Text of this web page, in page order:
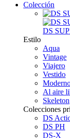
Colección
DS
Estilo
Aqua
Vintage
Viajero
Vestido
Al aire
Skeleton
Colecciones
DS
DS PH
DS-X